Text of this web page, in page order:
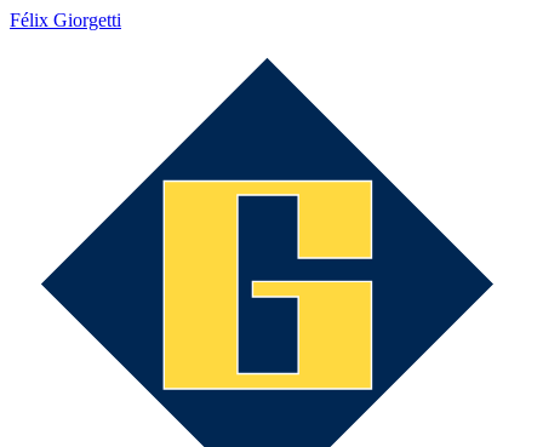
Félix Giorgetti